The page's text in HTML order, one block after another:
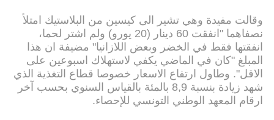
وقالت مفيدة وهي تشير الى كيسين من البلاستيك امتلأ
نصفاهما "انفقت 60 دينار (20 يورو) ولم اشتر لحما،
انفقتها فقط في الخضر وبعض اللازانيا" مضيفة ان هذا
المبلغ "كان في الماضي يكفي لاستهلاك اسبوعين على
الاقل". وطاول ارتفاع الاسعار خصوصا قطاع التغذية الذي
شهد زيادة بنسبة 8,9 بالمئة بالقياس السنوي بحسب آخر
ارقام المعهد الوطني التونسي للإحصاء.